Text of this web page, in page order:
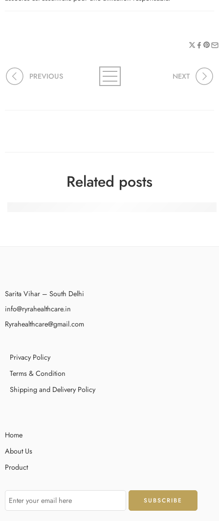
PREVIOUS NEXT
Related posts
Sarita Vihar – South Delhi
info@ryrahealthcare.in
Ryrahealthcare@gmail.com
Privacy Policy
Terms & Condition
Shipping and Delivery Policy
Home
About Us
Product